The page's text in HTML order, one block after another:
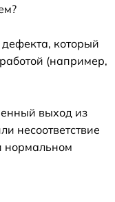
который
(например,
выход из
несоответствие
нормальном